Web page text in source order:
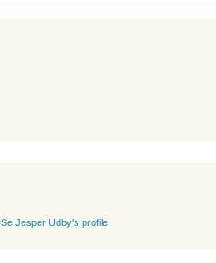
Se Jesper Udby's profile